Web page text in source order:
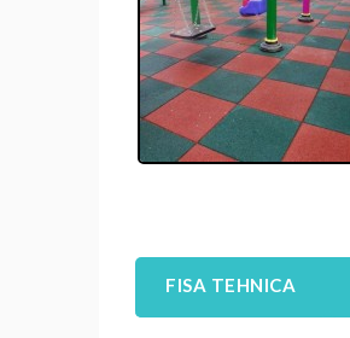
FISA TEHNICA